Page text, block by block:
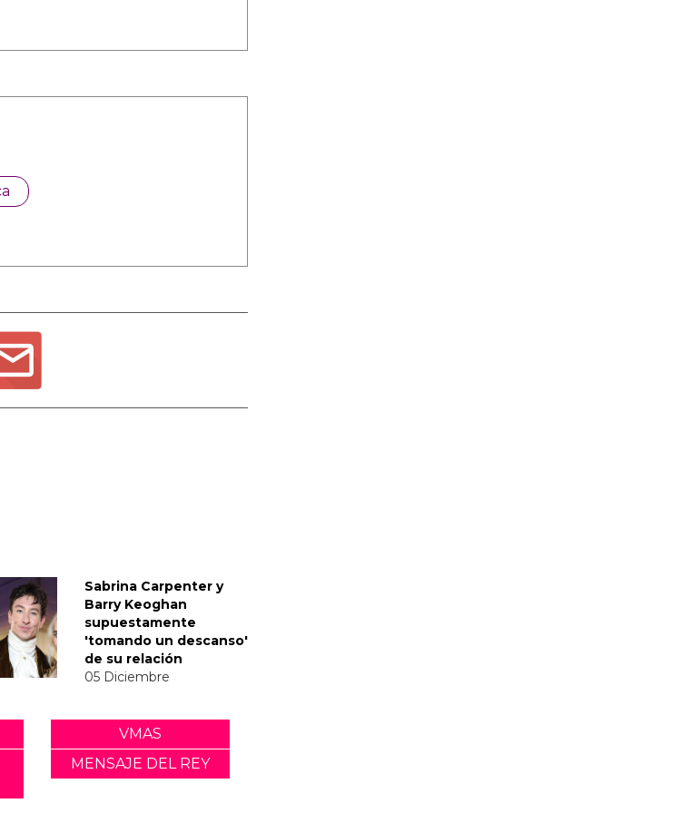
Sabrina Carpenter y
Barry Keoghan
supuestamente
'tomando un descanso'
de su relación
05 Diciembre
VMAS
MENSAJE DEL REY